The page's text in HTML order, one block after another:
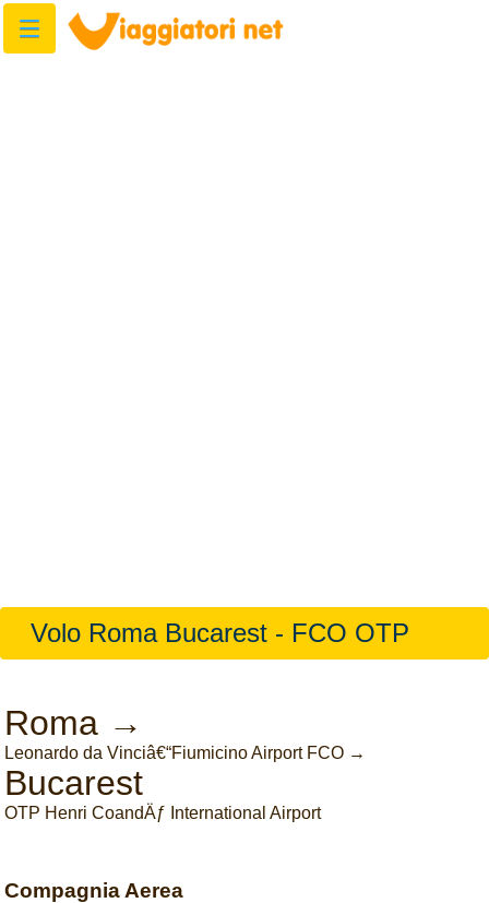
Volo Roma Bucarest - FCO OTP
Roma →
Leonardo da Vinciâ€“Fiumicino Airport FCO →
Bucarest
OTP Henri CoandÄƒ International Airport
Compagnia Aerea